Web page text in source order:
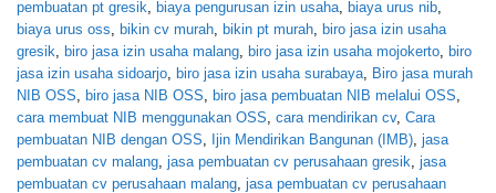
pembuatan pt gresik
biaya pengurusan izin usaha biaya urus nib
biaya urus oss
bikin cv murah bikin pt murah
biro jasa izin usaha
gresik
biro jasa izin usaha malang biro jasa izin usaha mojokerto
biro
jasa izin usaha sidoarjo
biro jasa izin usaha surabaya
Biro jasa murah
NIB OSS
biro jasa NIB OSS biro jasa pembuatan NIB melalui OSS
cara membuat NIB menggunakan OSS cara mendirikan cv, Cara
pembuatan NIB dengan OSS
Ijin Mendirikan Bangunan (IMB) jasa
pembuatan cv malang jasa pembuatan cv perusahaan gresik jasa
pembuatan cv perusahaan malang jasa pembuatan cv perusahaan